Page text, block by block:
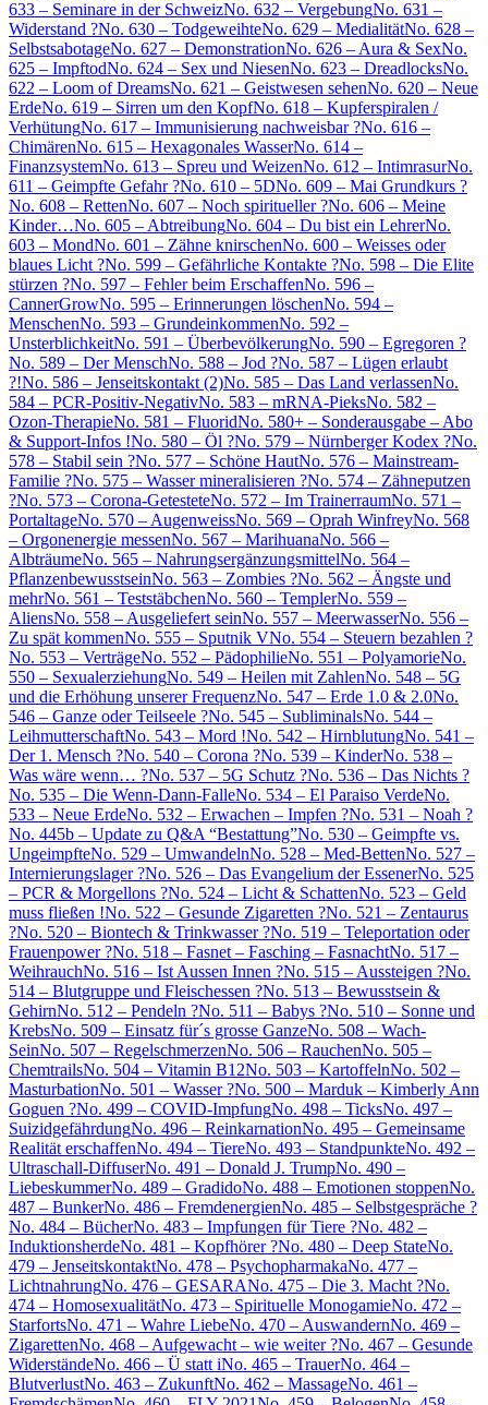
633 – Seminare in der SchweizNo. 632 – VergebungNo. 631 –
Widerstand ?No. 630 – TodgeweihteNo. 629 – MedialitätNo. 628 –
SelbstsabotageNo. 627 – DemonstrationNo. 626 – Aura & SexNo.
625 – ImpftodNo. 624 – Sex und NiesenNo. 623 – DreadlocksNo.
622 – Loom of DreamsNo. 621 – Geistwesen sehenNo. 620 – Neue
ErdeNo. 619 – Sirren um den KopfNo. 618 – Kupferspiralen /
VerhütungNo. 617 – Immunisierung nachweisbar ?No. 616 –
ChimärenNo. 615 – Hexagonales WasserNo. 614 –
FinanzsystemNo. 613 – Spreu und WeizenNo. 612 – IntimrasurNo.
611 – Geimpfte Gefahr ?No. 610 – 5DNo. 609 – Mai Grundkurs ?
No. 608 – RettenNo. 607 – Noch spiritueller ?No. 606 – Meine
Kinder…No. 605 – AbtreibungNo. 604 – Du bist ein LehrerNo.
603 – MondNo. 601 – Zähne knirschenNo. 600 – Weisses oder
blaues Licht ?No. 599 – Gefährliche Kontakte ?No. 598 – Die Elite
stürzen ?No. 597 – Fehler beim ErschaffenNo. 596 –
CannerGrowNo. 595 – Erinnerungen löschenNo. 594 –
MenschenNo. 593 – GrundeinkommenNo. 592 –
UnsterblichkeitNo. 591 – ÜberbevölkerungNo. 590 – Egregoren ?
No. 589 – Der MenschNo. 588 – Jod ?No. 587 – Lügen erlaubt
?!No. 586 – Jenseitskontakt (2)No. 585 – Das Land verlassenNo.
584 – PCR-Positiv-NegativNo. 583 – mRNA-PieksNo. 582 –
Ozon-TherapieNo. 581 – FluoridNo. 580+ – Sonderausgabe – Abo
& Support-Infos !No. 580 – Öl ?No. 579 – Nürnberger Kodex ?No.
578 – Stabil sein ?No. 577 – Schöne HautNo. 576 – Mainstream-
Familie ?No. 575 – Wasser mineralisieren ?No. 574 – Zähneputzen
?No. 573 – Corona-GetesteteNo. 572 – Im TrainerraumNo. 571 –
PortaltageNo. 570 – AugenweissNo. 569 – Oprah WinfreyNo. 568
– Orgonenergie messenNo. 567 – MarihuanaNo. 566 –
AlbträumeNo. 565 – NahrungsergänzungsmittelNo. 564 –
PflanzenbewusstseinNo. 563 – Zombies ?No. 562 – Ängste und
mehrNo. 561 – TeststäbchenNo. 560 – TemplerNo. 559 –
AliensNo. 558 – Ausgeliefert seinNo. 557 – MeerwasserNo. 556 –
Zu spät kommenNo. 555 – Sputnik VNo. 554 – Steuern bezahlen ?
No. 553 – VerträgeNo. 552 – PädophilieNo. 551 – PolyamorieNo.
550 – SexualerziehungNo. 549 – Heilen mit ZahlenNo. 548 – 5G
und die Erhöhung unserer FrequenzNo. 547 – Erde 1.0 & 2.0No.
546 – Ganze oder Teilseele ?No. 545 – SubliminalsNo. 544 –
LeihmutterschaftNo. 543 – Mord !No. 542 – HirnblutungNo. 541 –
Der 1. Mensch ?No. 540 – Corona ?No. 539 – KinderNo. 538 –
Was wäre wenn… ?No. 537 – 5G Schutz ?No. 536 – Das Nichts ?
No. 535 – Die Wenn-Dann-FalleNo. 534 – El Paraiso VerdeNo.
533 – Neue ErdeNo. 532 – Erwachen – Impfen ?No. 531 – Noah ?
No. 445b – Update zu Q&A “Bestattung”No. 530 – Geimpfte vs.
UngeimpfteNo. 529 – UmwandelnNo. 528 – Med-BettenNo. 527 –
Internierungslager ?No. 526 – Das Evangelium der EssenerNo. 525
– PCR & Morgellons ?No. 524 – Licht & SchattenNo. 523 – Geld
muss fließen !No. 522 – Gesunde Zigaretten ?No. 521 – Zentaurus
?No. 520 – Biontech & Trinkwasser ?No. 519 – Teleportation oder
Frauenpower ?No. 518 – Fasnet – Fasching – FasnachtNo. 517 –
WeihrauchNo. 516 – Ist Aussen Innen ?No. 515 – Aussteigen ?No.
514 – Blutgruppe und Fleischessen ?No. 513 – Bewusstsein &
GehirnNo. 512 – Pendeln ?No. 511 – Babys ?No. 510 – Sonne und
KrebsNo. 509 – Einsatz für´s grosse GanzeNo. 508 – Wach-
SeinNo. 507 – RegelschmerzenNo. 506 – RauchenNo. 505 –
ChemtrailsNo. 504 – Vitamin B12No. 503 – KartoffelnNo. 502 –
MasturbationNo. 501 – Wasser ?No. 500 – Marduk – Kimberly Ann
Goguen ?No. 499 – COVID-ImpfungNo. 498 – TicksNo. 497 –
SuizidgefährdungNo. 496 – ReinkarnationNo. 495 – Gemeinsame
Realität erschaffenNo. 494 – TiereNo. 493 – StandpunkteNo. 492 –
Ultraschall-DiffuserNo. 491 – Donald J. TrumpNo. 490 –
LiebeskummerNo. 489 – GradidoNo. 488 – Emotionen stoppenNo.
487 – BunkerNo. 486 – FremdenergienNo. 485 – Selbstgespräche ?
No. 484 – BücherNo. 483 – Impfungen für Tiere ?No. 482 –
InduktionsherdeNo. 481 – Kopfhörer ?No. 480 – Deep StateNo.
479 – JenseitskontaktNo. 478 – PsychopharmakaNo. 477 –
LichtnahrungNo. 476 – GESARANo. 475 – Die 3. Macht ?No.
474 – HomosexualitätNo. 473 – Spirituelle MonogamieNo. 472 –
StarfortsNo. 471 – Wahre LiebeNo. 470 – AuswandernNo. 469 –
ZigarettenNo. 468 – Aufgewacht – wie weiter ?No. 467 – Gesunde
WiderständeNo. 466 – Ü statt iNo. 465 – TrauerNo. 464 –
BlutverlustNo. 463 – ZukunftNo. 462 – MassageNo. 461 –